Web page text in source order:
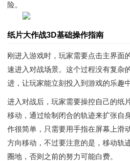
险。
纸片大作战3D基础操作指南
刚进入游戏时，玩家需要点击主界面
速进入对战场景。这个过程没有复杂
进，让玩家能立刻投入到游戏的乐趣中
进入对战后，玩家需要操控自己的纸
移动，通过绘制闭合的轨迹来扩张自
作很简单，只需要用手指在屏幕上滑
方向移动，不过要注意的是，移动轨
圈地，否则之前的努力可能白费。